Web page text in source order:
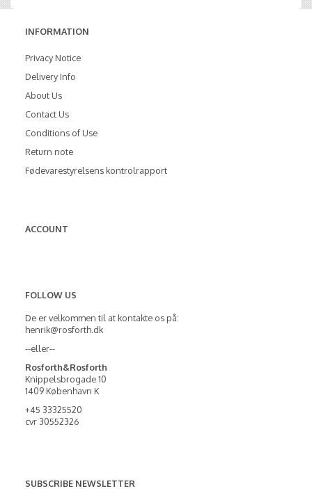
INFORMATION
Privacy Notice
Delivery Info
About Us
Contact Us
Conditions of Use
Return note
Fødevarestyrelsens kontrolrapport
ACCOUNT
FOLLOW US
De er velkommen til at kontakte os på:
henrik@rosforth.dk
--eller--
Rosforth&Rosforth
Knippelsbrogade 10
1409 København K
+45 33325520
cvr 30552326
SUBSCRIBE NEWSLETTER